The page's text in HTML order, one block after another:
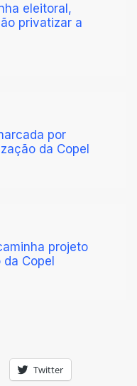
eleitoral,
privatizar a
por
da Copel
projeto
Copel
Twitter